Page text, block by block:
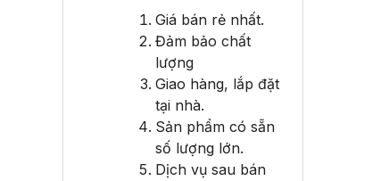
Giá bán rẻ nhất.
Đảm bảo chất
lượng
Giao hàng, lắp đặt
tại nhà.
Sản phẩm có sẵn
số lượng lớn.
Dịch vụ sau bán